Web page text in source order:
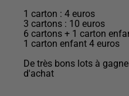
1 carton : 4 euros
3 cartons : 10 euros
6 cartons + 1 carton
1 carton enfant 4 euros
De très bons lots à
d'achat